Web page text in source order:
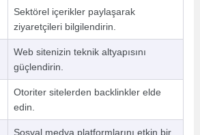
Sektörel içerikler paylaşarak
ziyaretçileri bilgilendirin.
Web sitenizin teknik altyapısını
güçlendirin.
Otoriter sitelerden backlinkler elde
edin.
Sosyal medya platformlarını etkin bir